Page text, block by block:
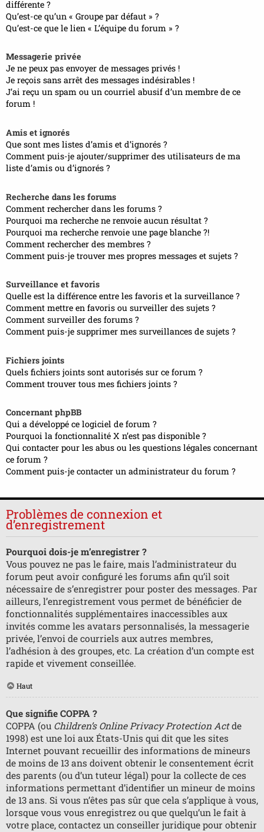
différente ?
Qu’est-ce qu’un « Groupe par défaut » ?
Qu’est-ce que le lien « L’équipe du forum » ?
Messagerie privée
Je ne peux pas envoyer de messages privés !
Je reçois sans arrêt des messages indésirables !
J’ai reçu un spam ou un courriel abusif d’un membre de ce
forum !
Amis et ignorés
Que sont mes listes d’amis et d’ignorés ?
Comment puis-je ajouter/supprimer des utilisateurs de ma
liste d’amis ou d’ignorés ?
Recherche dans les forums
Comment rechercher dans les forums ?
Pourquoi ma recherche ne renvoie aucun résultat ?
Pourquoi ma recherche renvoie une page blanche ?!
Comment rechercher des membres ?
Comment puis-je trouver mes propres messages et sujets ?
Surveillance et favoris
Quelle est la différence entre les favoris et la surveillance ?
Comment mettre en favoris ou surveiller des sujets ?
Comment surveiller des forums ?
Comment puis-je supprimer mes surveillances de sujets ?
Fichiers joints
Quels fichiers joints sont autorisés sur ce forum ?
Comment trouver tous mes fichiers joints ?
Concernant phpBB
Qui a développé ce logiciel de forum ?
Pourquoi la fonctionnalité X n’est pas disponible ?
Qui contacter pour les abus ou les questions légales concernant
ce forum ?
Comment puis-je contacter un administrateur du forum ?
Problèmes de connexion et
d’enregistrement
Pourquoi dois-je m’enregistrer ?
Vous pouvez ne pas le faire, mais l’administrateur du
forum peut avoir configuré les forums afin qu’il soit
nécessaire de s’enregistrer pour poster des messages. Par
ailleurs, l’enregistrement vous permet de bénéficier de
fonctionnalités supplémentaires inaccessibles aux
invités comme les avatars personnalisés, la messagerie
privée, l’envoi de courriels aux autres membres,
l’adhésion à des groupes, etc. La création d’un compte est
rapide et vivement conseillée.
Haut
Que signifie COPPA ?
COPPA (ou Children’s Online Privacy Protection Actde
1998) est une loi aux États-Unis qui dit que les sites
Internet pouvant recueillir des informations de mineurs
de moins de 13 ans doivent obtenir le consentement écrit
des parents (ou d’un tuteur légal) pour la collecte de ces
informations permettant d’identifier un mineur de moins
de 13 ans. Si vous n’êtes pas sûr que cela s’applique à vous,
lorsque vous vous enregistrez ou que quelqu’un le fait à
votre place, contactez un conseiller juridique pour obtenir